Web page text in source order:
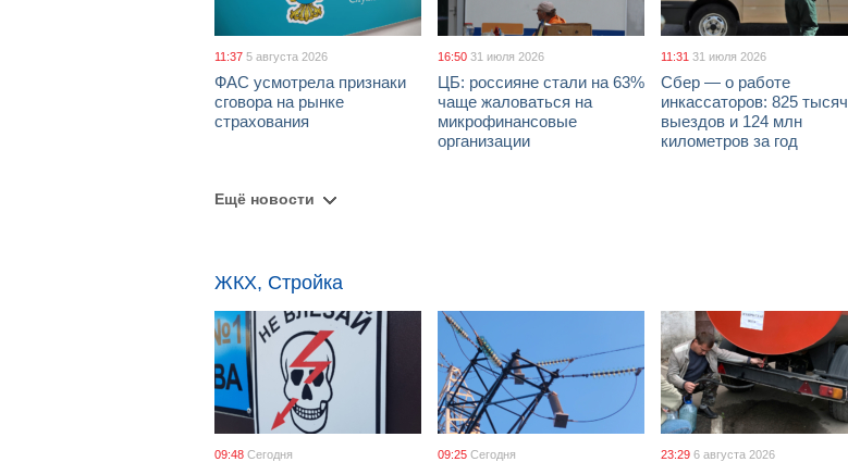
11:37 5 августа 2026
ФАС усмотрела признаки
сговора на рынке
страхования
16:50 31 июля 2026
ЦБ: россияне стали на 63%
чаще жаловаться на
микрофинансовые
организации
11:31 31 июля 2026
Сбер — о работе
инкассаторов: 825 тысяч
выездов и 124 млн
километров за год
Ещё новости
ЖКХ, Стройка
09:48 Сегодня 09:25 Сегодня 23:29 6 августа 2026